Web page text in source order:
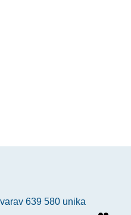
639 580 unika